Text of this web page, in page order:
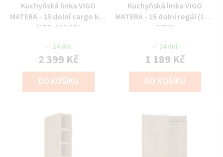
Kuchyňská linka VIGO
MATERA - 15 dolní cargo koš
(15 D CARGO)
14 dní
2 399 Kč
DO KOŠÍKU
Kuchyňská linka VIGO
MATERA - 15 dolní regál (15 D
OTW)
14 dní
1 189 Kč
DO KOŠÍKU